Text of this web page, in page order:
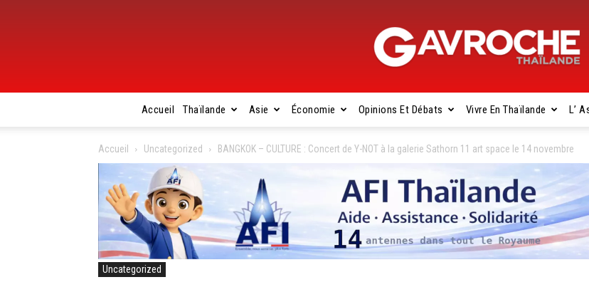
Gavroche
Thaïlande
Accueil Thaïlande Asie Économie Opinions Et Débats Vivre En Thaïlande L’
Accueil Uncategorized BANGKOK – CULTURE : Concert de Y-NOT à la galerie Sathorn 11 art space le 14 novembre
Uncategorized